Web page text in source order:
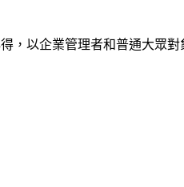
以企業管理者和普通大眾